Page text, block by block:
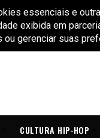
CULTURA HIP-HOP